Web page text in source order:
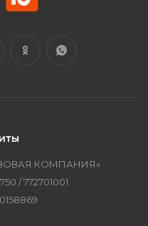
КОМПАНИЯ»
/ 772701001